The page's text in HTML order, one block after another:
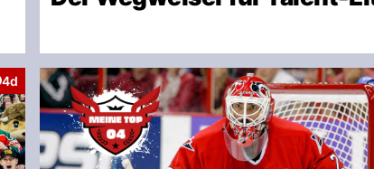
Artikel veröffentlicht:
4d